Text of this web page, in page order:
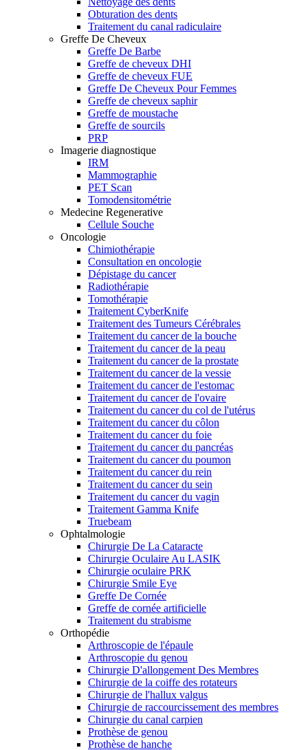
Obturation des dents
Traitement du canal radiculaire
Greffe De Cheveux
Greffe De Barbe
Greffe de cheveux DHI
Greffe de cheveux FUE
Greffe De Cheveux Pour Femmes
Greffe de cheveux saphir
Greffe de moustache
Greffe de sourcils
PRP
Imagerie diagnostique
IRM
Mammographie
PET Scan
Tomodensitométrie
Medecine Regenerative
Cellule Souche
Oncologie
Chimiothérapie
Consultation en oncologie
Dépistage du cancer
Radiothérapie
Tomothérapie
Traitement CyberKnife
Traitement des Tumeurs Cérébrales
Traitement du cancer de la bouche
Traitement du cancer de la peau
Traitement du cancer de la prostate
Traitement du cancer de la vessie
Traitement du cancer de l'estomac
Traitement du cancer de l'ovaire
Traitement du cancer du col de l'utérus
Traitement du cancer du côlon
Traitement du cancer du foie
Traitement du cancer du pancréas
Traitement du cancer du poumon
Traitement du cancer du rein
Traitement du cancer du sein
Traitement du cancer du vagin
Traitement Gamma Knife
Truebeam
Ophtalmologie
Chirurgie De La Cataracte
Chirurgie Oculaire Au LASIK
Chirurgie oculaire PRK
Chirurgie Smile Eye
Greffe De Cornée
Greffe de cornée artificielle
Traitement du strabisme
Orthopédie
Arthroscopie de l'épaule
Arthroscopie du genou
Chirurgie D'allongement Des Membres
Chirurgie de la coiffe des rotateurs
Chirurgie de l'hallux valgus
Chirurgie de raccourcissement des membres
Chirurgie du canal carpien
Prothèse de genou
Prothèse de hanche